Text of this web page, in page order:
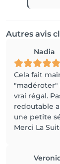
Autres avis
Nadia
Cela fait
"madéroter"
vrai régal.
redoutable
une petite
Merci La